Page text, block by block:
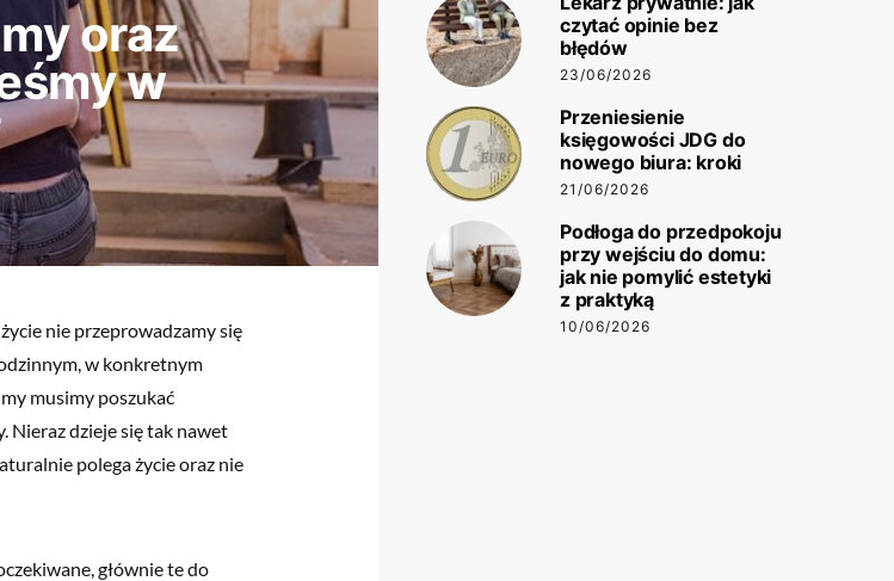
oraz
w
nie przeprowadzamy się
w konkretnym
musimy poszukać
Nieraz dzieje się tak nawet
polega życie oraz nie
głównie te do
czytać opinie bez
błędów
23/06/2026
Przeniesienie
księgowości JDG do
nowego biura: kroki
21/06/2026
Podłoga do przedpokoju
przy wejściu do domu:
jak nie pomylić estetyki
z praktyką
10/06/2026